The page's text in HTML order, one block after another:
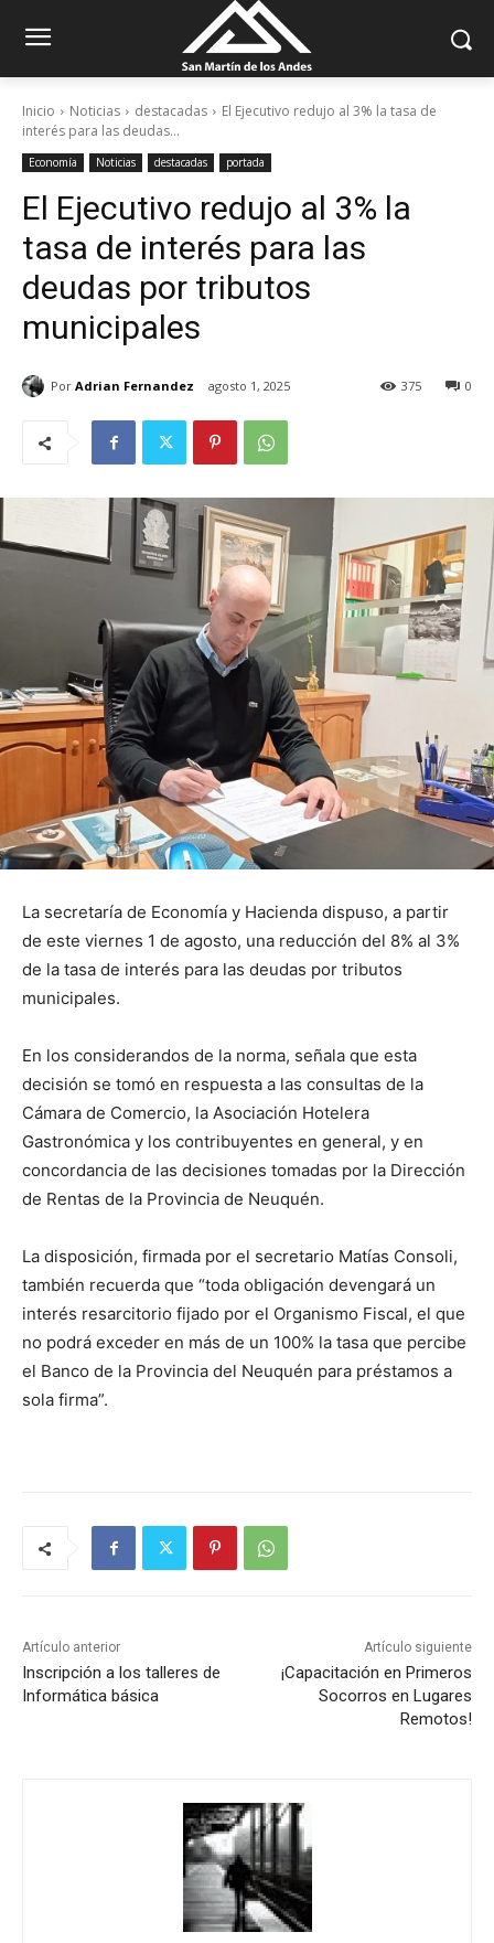
Inicio Noticias destacadas
El Ejecutivo redujo al 3% la tasa de
interés para las deudas...
Economía Noticias destacadas portada
El Ejecutivo redujo al 3% la
tasa de interés para las
deudas por tributos
municipales
Por Adrian Fernandez agosto 1, 2025 0
375
La secretaría de Economía y Hacienda dispuso, a partir
de este viernes 1 de agosto, una reducción del 8% al 3%
de la tasa de interés para las deudas por tributos
municipales.
En los considerandos de la norma, señala que esta
decisión se tomó en respuesta a las consultas de la
Cámara de Comercio, la Asociación Hotelera
Gastronómica y los contribuyentes en general, y en
concordancia de las decisiones tomadas por la Dirección
de Rentas de la Provincia de Neuquén.
La disposición, firmada por el secretario Matías Consoli,
también recuerda que “toda obligación devengará un
interés resarcitorio fijado por el Organismo Fiscal, el que
no podrá exceder en más de un 100% la tasa que percibe
el Banco de la Provincia del Neuquén para préstamos a
sola firma”.
Artículo anterior
Inscripción a los talleres de
Informática básica
Artículo siguiente
¡Capacitación en Primeros
Socorros en Lugares
Remotos!